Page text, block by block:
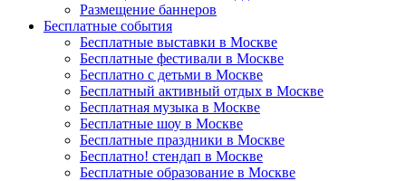
Размещение баннеров
Бесплатные события
Бесплатные выставки в Москве
Бесплатные фестивали в Москве
Бесплатно с детьми в Москве
Бесплатный активный отдых в Москве
Бесплатная музыка в Москве
Бесплатные шоу в Москве
Бесплатные праздники в Москве
Бесплатно! стендап в Москве
Бесплатные образование в Москве